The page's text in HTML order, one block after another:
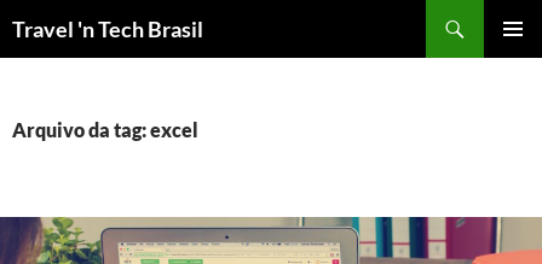
para
Travel 'n Tech Brasil
Arquivo da tag: excel